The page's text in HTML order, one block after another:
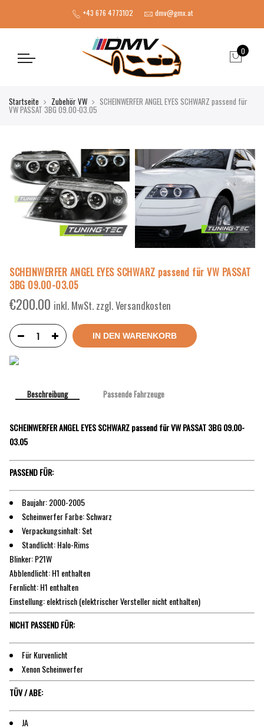
+43 676 4773102 dmv@gmx.at
0
Startseite Zubehör VW SCHEINWERFER ANGEL EYES SCHWARZ passend für
VW PASSAT 3BG 09.00-03.05
SCHEINWERFER ANGEL EYES SCHWARZ passend für VW PASSAT
3BG 09.00-03.05
€200.00 inkl. MwSt. zzgl. Versandkosten
IN DEN WARENKORB
Beschreibung Passende Fahrzeuge
SCHEINWERFER ANGEL EYES SCHWARZ passend für VW PASSAT 3BG 09.00-
03.05
PASSEND FÜR:
Baujahr: 2000-2005
Scheinwerfer Farbe: Schwarz
Verpackungsinhalt: Set
Standlicht: Halo-Rims
Blinker: P21W
Abblendlicht: H1 enthalten
Fernlicht: H1 enthalten
Einstellung: elektrisch (elektrischer Versteller nicht enthalten)
NICHT PASSEND FÜR:
Für Kurvenlicht
Xenon Scheinwerfer
TÜV / ABE:
JA